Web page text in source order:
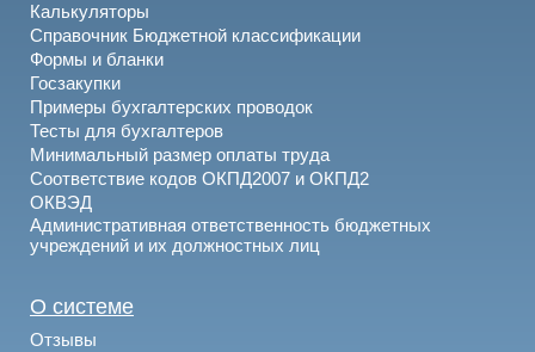
Калькуляторы
Справочник Бюджетной классификации
Формы и бланки
Госзакупки
Примеры бухгалтерских проводок
Тесты для бухгалтеров
Минимальный размер оплаты труда
Соответствие кодов ОКПД2007 и ОКПД2
ОКВЭД
Административная ответственность бюджетных
учреждений и их должностных лиц
О системе
Отзывы